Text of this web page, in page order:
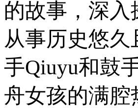
的故事，深
从事历史悠久
手Qiuyu和鼓
舟女孩的满